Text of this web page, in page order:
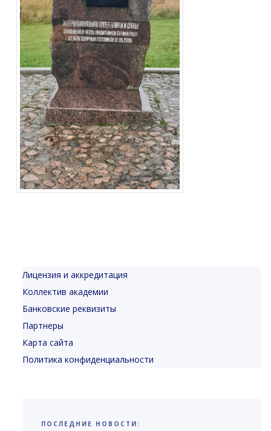
Лицензия и аккредитация
Коллектив академии
Банковские реквизиты
Партнеры
Карта сайта
Политика конфиденциальности
ПОСЛЕДНИЕ НОВОСТИ: